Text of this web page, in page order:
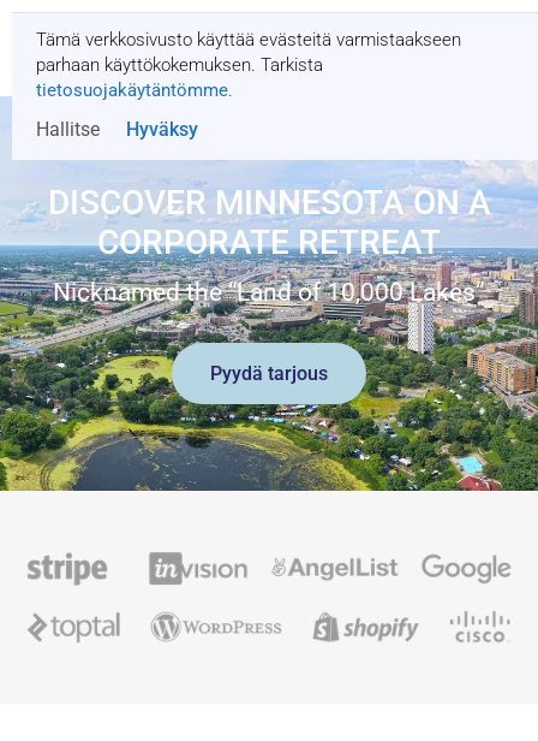
Tämä verkkosivusto käyttää evästeitä varmistaakseen
parhaan käyttökokemuksen. Tarkista
tietosuojakäytäntömme.
Hallitse Hyväksy
Pyydä tarjous
DISCOVER MINNESOTA ON A
CORPORATE RETREAT
Nicknamed the “Land of 10,000 Lakes”
Pyydä tarjous